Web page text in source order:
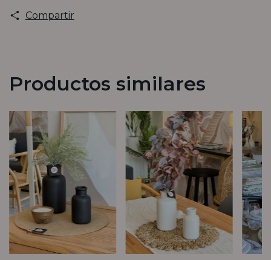
Compartir
Productos similares